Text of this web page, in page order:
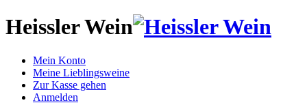
Heissler Wein
Mein Konto
Meine Lieblingsweine
Zur Kasse gehen
Anmelden